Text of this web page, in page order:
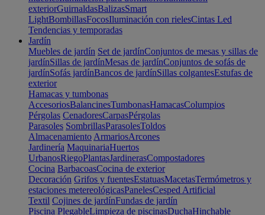
exteriorGuirnaldasBalizasSmart
LightBombillasFocosIluminación con rielesCintas Led
Tendencias y temporadas
Jardín
Muebles de jardín Set de jardínConjuntos de mesas y sillas de
jardínSillas de jardínMesas de jardínConjuntos de sofás de
jardínSofás jardínBancos de jardínSillas colgantesEstufas de
exterior
Hamacas y tumbonas
AccesoriosBalancinesTumbonasHamacasColumpios
Pérgolas CenadoresCarpasPérgolas
Parasoles SombrillasParasolesToldos
Almacenamiento ArmariosArcones
Jardinería MaquinariaHuertos
UrbanosRiegoPlantasJardinerasCompostadores
Cocina BarbacoasCocina de exterior
Decoración Grifos y fuentesEstatuasMacetasTermómetros y
estaciones metereológicasPanelesCesped Artificial
Textil Cojines de jardínFundas de jardín
Piscina PlegableLimpieza de piscinasDuchaHinchable